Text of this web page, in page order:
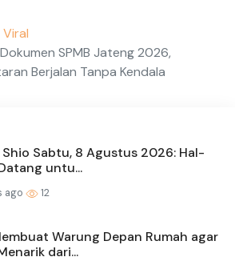
SPMB Jateng 2026,
Berjalan Tanpa Kendala
Shio Sabtu, 8 Agustus 2026: Hal-
untu...
ago 12
Warung Depan Rumah agar
dari...